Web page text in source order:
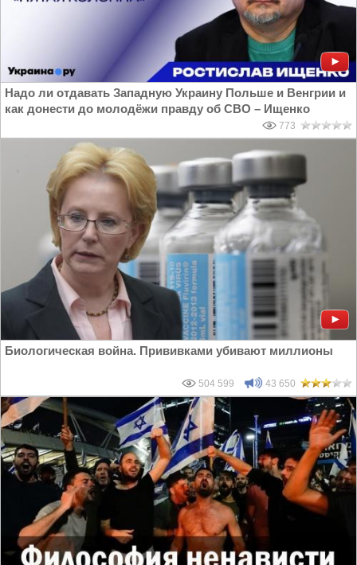
Надо ли отдавать Западную Украину Польше и Венгрии и
как донести до молодёжи правду об СВО – Ищенко
773
Биологическая война. Прививками убивают миллионы
504 599 43 650